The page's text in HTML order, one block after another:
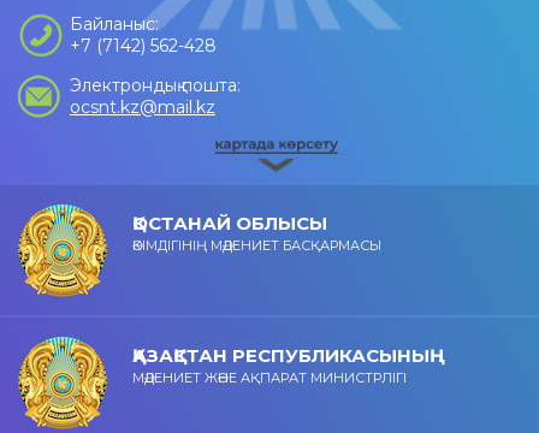
Байланыс:
+7 (7142) 562-428
Электрондық пошта:
ocsnt.kz@mail.kz
ҚОСТАНАЙ ОБЛЫСЫ
ӘКІМДІГІНІҢ МӘДЕНИЕТ БАСҚАРМАСЫ
ҚАЗАҚСТАН РЕСПУБЛИКАСЫНЫҢ
МӘДЕНИЕТ ЖӘНЕ АҚПАРАТ МИНИСТРЛІГІ